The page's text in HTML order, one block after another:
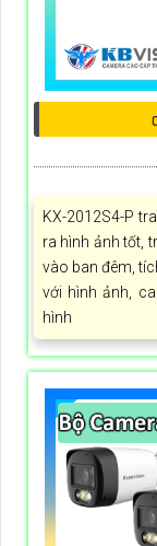
KX-2012S4-P
ra hình ảnh tốt,
vào ban đêm,
với hình ảnh,
hình